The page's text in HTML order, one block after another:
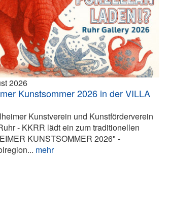
2026
Kunstsommer 2026 in der VILLA
Kunstverein und Kunstförderverein
- KKRR lädt ein zum traditionellen
KUNSTSOMMER 2026" -
mehr